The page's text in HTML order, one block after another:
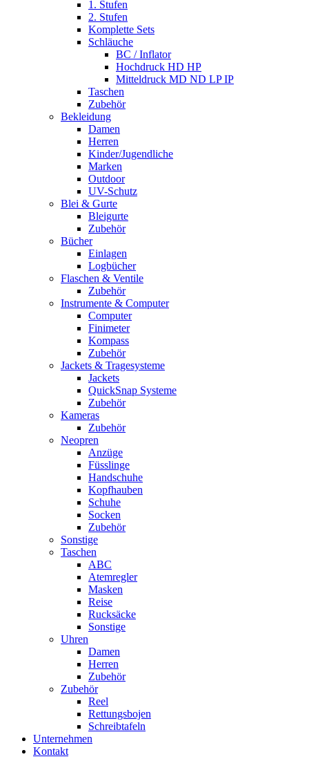
1. Stufen
2. Stufen
Komplette Sets
Schläuche
BC / Inflator
Hochdruck HD HP
Mitteldruck MD ND LP IP
Taschen
Zubehör
Bekleidung
Damen
Herren
Kinder/Jugendliche
Marken
Outdoor
UV-Schutz
Blei & Gurte
Bleigurte
Zubehör
Bücher
Einlagen
Logbücher
Flaschen & Ventile
Zubehör
Instrumente & Computer
Computer
Finimeter
Kompass
Zubehör
Jackets & Tragesysteme
Jackets
QuickSnap Systeme
Zubehör
Kameras
Zubehör
Neopren
Anzüge
Füsslinge
Handschuhe
Kopfhauben
Schuhe
Socken
Zubehör
Sonstige
Taschen
ABC
Atemregler
Masken
Reise
Rucksäcke
Sonstige
Uhren
Damen
Herren
Zubehör
Zubehör
Reel
Rettungsbojen
Schreibtafeln
Unternehmen
Kontakt